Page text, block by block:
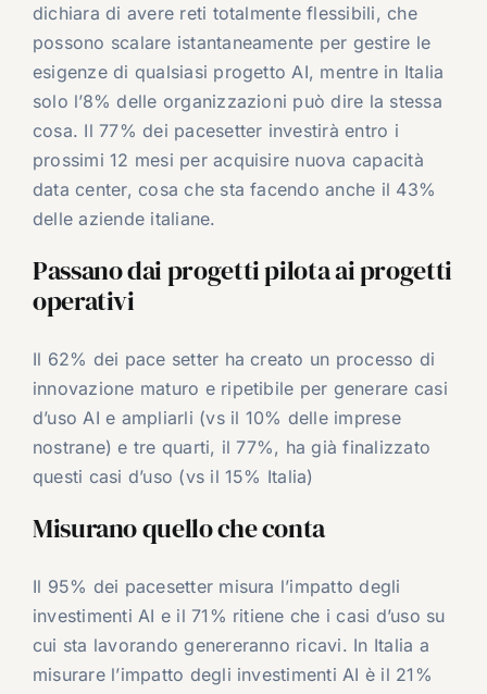
dichiara di avere reti totalmente flessibili, che
possono scalare istantaneamente per gestire le
esigenze di qualsiasi progetto AI, mentre in Italia
solo l’8% delle organizzazioni può dire la stessa
cosa. Il 77% dei pacesetter investirà entro i
prossimi 12 mesi per acquisire nuova capacità
data center, cosa che sta facendo anche il 43%
delle aziende italiane.
Passano dai progetti pilota ai progetti
operativi
Il 62% dei pace setter ha creato un processo di
innovazione maturo e ripetibile per generare casi
d’uso AI e ampliarli (vs il 10% delle imprese
nostrane) e tre quarti, il 77%, ha già finalizzato
questi casi d’uso (vs il 15% Italia)
Misurano quello che conta
Il 95% dei pacesetter misura l’impatto degli
investimenti AI e il 71% ritiene che i casi d’uso su
cui sta lavorando genereranno ricavi. In Italia a
misurare l’impatto degli investimenti AI è il 21%